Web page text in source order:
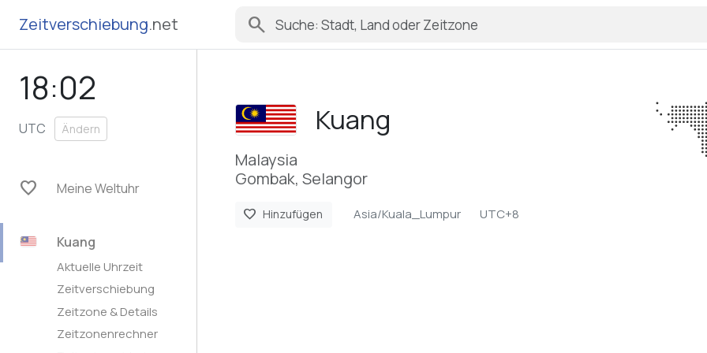
Zeitverschiebung.net search
18:02
UTC Ändern
favorite Meine Weltuhr
Kuang
Aktuelle Uhrzeit
Zeitverschiebung
Zeitzone & Details
Zeitzonenrechner
Kuang
Malaysia
Gombak, Selangor
favorite Hinzufügen Asia/Kuala_Lumpur UTC+8